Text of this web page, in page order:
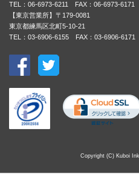
TEL：06-6973-6211 FAX：06-6973-6171
【東京営業所】〒179-0081
東京都練馬区北町5-10-21
TEL：03-6906-6155 FAX：03-6906-6171
Copyright (C) Kuboi